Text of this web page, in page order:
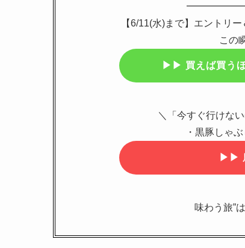
【6/11(水)まで】エントリ
この
▶▶ 買えば買う
＼「今すぐ行けな
・黒豚しゃ
▶▶
味わう旅”